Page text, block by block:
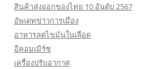
สินค้าส่งออกของไทย 10 อันดับ 2567
อัพเดทข่าวการเมือง
อาหารลดไขมันในเลือด
อีคอมเมิร์ซ
เครื่องปรับอากาศ